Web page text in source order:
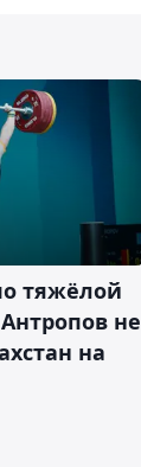
тяжёлой
не
на